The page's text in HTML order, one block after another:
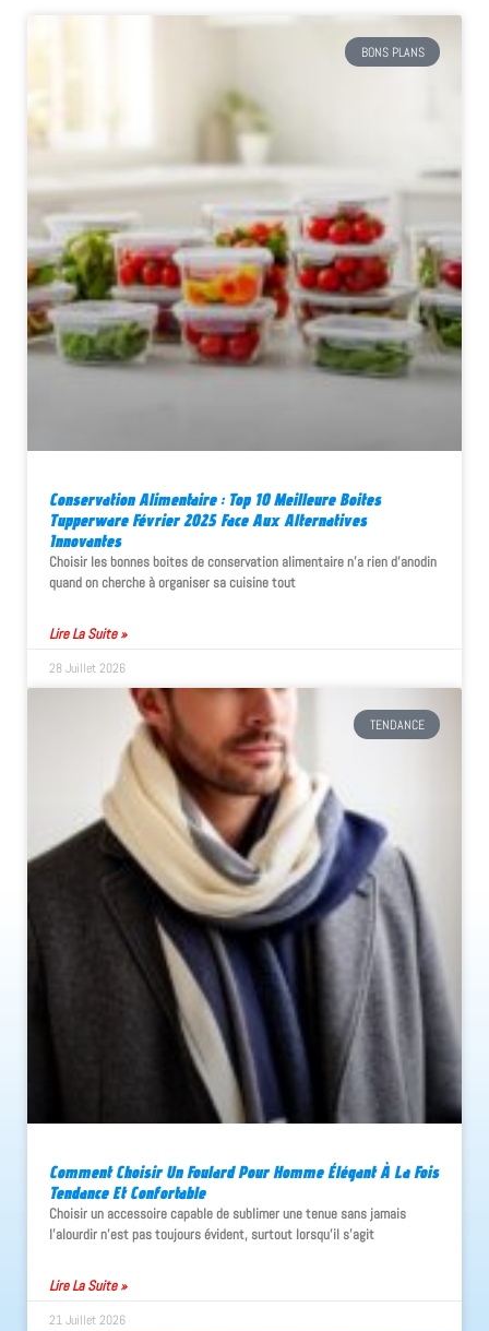
BONS PLANS
Conservation Alimentaire : Top 10 Meilleure Boites
Tupperware Février 2025 Face Aux Alternatives
Innovantes
Choisir les bonnes boites de conservation alimentaire n'a rien d'anodin
quand on cherche à organiser sa cuisine tout
Lire La Suite »
28 Juillet 2026
TENDANCE
Comment Choisir Un Foulard Pour Homme Élégant À La Fois
Tendance Et Confortable
Choisir un accessoire capable de sublimer une tenue sans jamais
l'alourdir n'est pas toujours évident, surtout lorsqu'il s'agit
Lire La Suite »
21 Juillet 2026